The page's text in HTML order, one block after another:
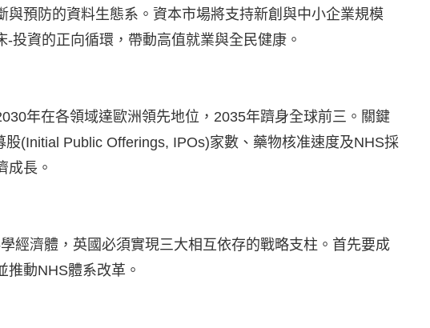
預防的資料生態系。資本市場將支持新創與中小企業規模
投資的正向循環，帶動高值就業與全民健康。
年在各領域達歐洲領先地位，2035年躋身全球前三。關鍵
(Initial Public Offerings, IPOs)家數、藥物核准速度及NHS採
成長。
經濟體，英國必須實現三大相互依存的戰略支柱。首先要成
動NHS體系改革。